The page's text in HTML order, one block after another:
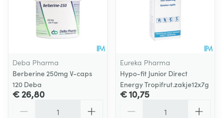
Deba Pharma
Berberine 250mg V-caps
120 Deba
€ 26,80
Eureka Pharma
Hypo-fit Junior Direct
Energy Tropifrut.zakje12x7g
€ 10,75